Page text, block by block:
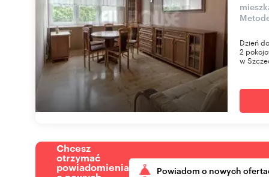
Dzień
2
w
Chcesz
otrzymać
powiadomienia Powiadom o nowych